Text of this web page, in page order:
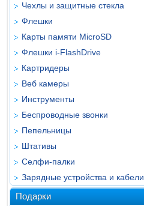
Чехлы и защитные стекла
Флешки
Карты памяти MicroSD
Флешки i-FlashDrive
Картридеры
Веб камеры
Инструменты
Беспроводные звонки
Пепельницы
Штативы
Селфи-палки
Зарядные устройства и кабели
Подарки